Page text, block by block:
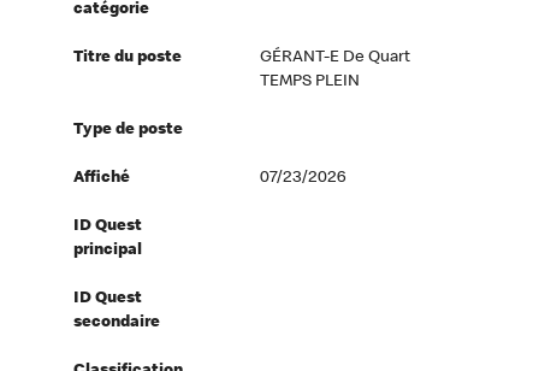
catégorie
Titre du poste
GÉRANT-E De Quart
TEMPS PLEIN
Type de poste
Affiché 07/23/2026
ID Quest
principal
ID Quest
secondaire